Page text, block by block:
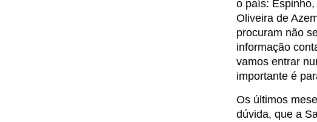
o país:
Oliveira de
procuram não
informação
vamos entrar
importante é
Os últimos
dúvida, que a